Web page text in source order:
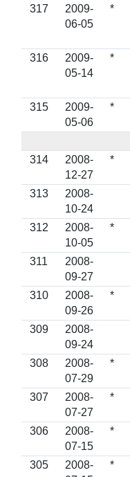
317
2009-
06-05
*
316
2009-
05-14
*
315
2009-
05-06
*
314
2008-
12-27
*
313
2008-
10-24
312
2008-
10-05
*
311
2008-
09-27
310
2008-
09-26
*
309
2008-
09-24
308
2008-
07-29
*
307
2008-
07-27
*
306
2008-
07-15
*
305
2008-
*